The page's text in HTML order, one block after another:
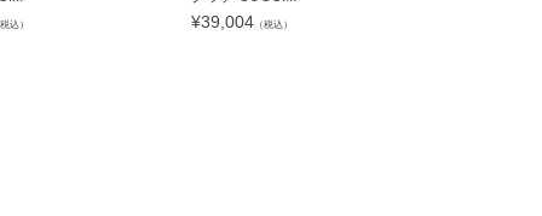
込） ¥39,004 （税込）